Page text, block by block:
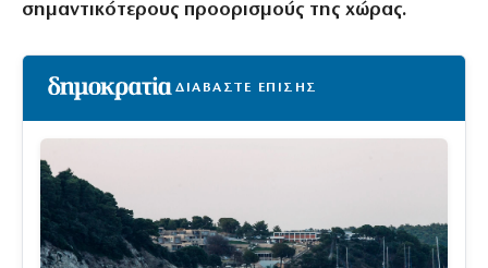
σημαντικότερους προορισμούς της χώρας.
ΔΙΑΒΑΣΤΕ ΕΠΙΣΗΣ